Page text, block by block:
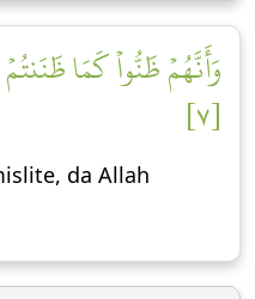
وَأَنَّهُمۡ ظَنُّواْ كَمَا
[٧]
da Allah